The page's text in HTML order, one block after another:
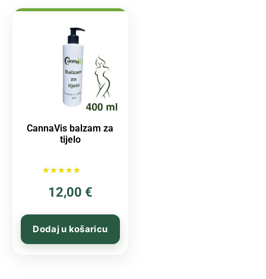
CannaVis balzam za
tijelo
5.00
od 5
12,00 €
Dodaj u košaricu